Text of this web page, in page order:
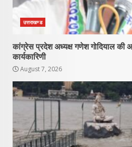
उत्तराखण्ड
कांग्रेस प्रदेश अध्यक्ष गणेश गोदियाल की
कार्यकारिणी
August 7, 2026